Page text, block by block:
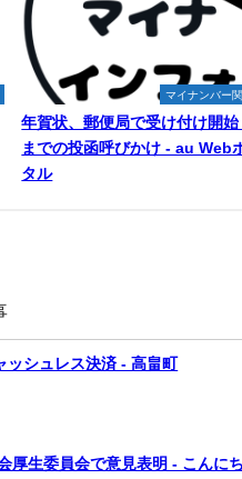
マイナンバー
年賀状、郵便局で受け付け開始
までの投函呼びかけ - au Web
タル
ッシュレス決済 - 高畠町
厚生委員会で意見表明 - こんに